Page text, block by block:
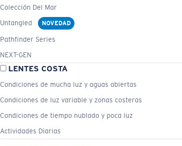
Colección Del Mar
Untangled
NOVEDAD
Pathfinder Series
NEXT-GEN
LENTES COSTA
Condiciones de mucha luz y aguas abiertas
Condiciones de luz variable y zonas costeras
Condiciones de tiempo nublado y poca luz
Actividades Diarias